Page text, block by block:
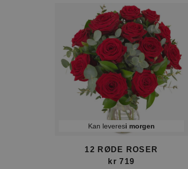
Kan leveresi morgen
12 RØDE ROSER
kr 719